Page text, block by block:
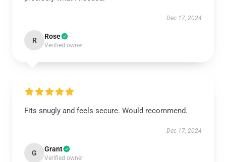
Dec 17, 2024
R Rose
Verified owner
Fits snugly and feels secure. Would recommend.
Dec 17, 2024
G Grant
Verified owner